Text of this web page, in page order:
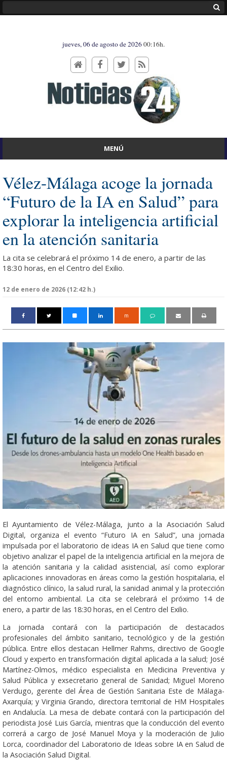
jueves, 06 de agosto de 202600:16h.
MENÚ
Vélez-Málaga acoge la jornada
“Futuro de la IA en Salud” para
explorar la inteligencia artificial
en la atención sanitaria
La cita se celebrará el próximo 14 de enero, a partir de las
18:30 horas, en el Centro del Exilio.
12 de enero de 2026 (12:42 h.)
m
El Ayuntamiento de Vélez-Málaga, junto a la Asociación Salud
Digital, organiza el evento “Futuro IA en Salud”, una jornada
impulsada por el laboratorio de ideas IA en Salud que tiene como
objetivo analizar el papel de la inteligencia artificial en la mejora de
la atención sanitaria y la calidad asistencial, así como explorar
aplicaciones innovadoras en áreas como la gestión hospitalaria, el
diagnóstico clínico, la salud rural, la sanidad animal y la protección
del entorno ambiental. La cita se celebrará el próximo 14 de
enero, a partir de las 18:30 horas, en el Centro del Exilio.
La jornada contará con la participación de destacados
profesionales del ámbito sanitario, tecnológico y de la gestión
pública. Entre ellos destacan Hellmer Rahms, directivo de Google
Cloud y experto en transformación digital aplicada a la salud; José
Martínez-Olmos, médico especialista en Medicina Preventiva y
Salud Pública y exsecretario general de Sanidad; Miguel Moreno
Verdugo, gerente del Área de Gestión Sanitaria Este de Málaga-
Axarquía; y Virginia Grando, directora territorial de HM Hospitales
en Andalucía. La mesa de debate contará con la participación del
periodista José Luis García, mientras que la conducción del evento
correrá a cargo de José Manuel Moya y la moderación de Julio
Lorca, coordinador del Laboratorio de Ideas sobre IA en Salud de
la Asociación Salud Digital.